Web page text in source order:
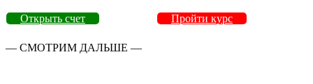
Открыть счет Пройти курс
— СМОТРИМ ДАЛЬШЕ —